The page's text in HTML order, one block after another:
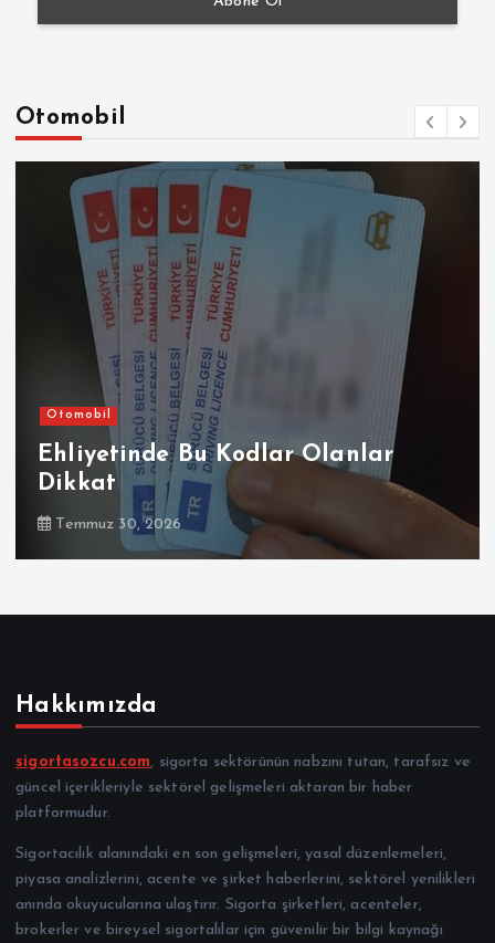
Otomobil
Otomobil
Ehliyetinde Bu Kodlar Olanlar
Dikkat
Temmuz 30, 2026
Hakkımızda
sigortasozcu.com, sigorta sektörünün nabzını tutan, tarafsız ve
güncel içerikleriyle sektörel gelişmeleri aktaran bir haber
platformudur.
Sigortacılık alanındaki en son gelişmeleri, yasal düzenlemeleri,
piyasa analizlerini, acente ve şirket haberlerini, sektörel yenilikleri
anında okuyucularına ulaştırır. Sigorta şirketleri, acenteler,
brokerler ve bireysel sigortalılar için güvenilir bir bilgi kaynağı